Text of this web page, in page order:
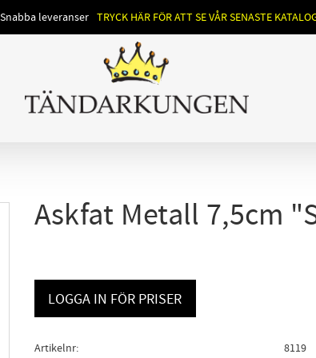
Snabba leveranser TRYCK HÄR FÖR ATT SE VÅR SENASTE
Askfat Metall 7,5cm
LOGGA IN FÖR PRISER
Artikelnr 8119